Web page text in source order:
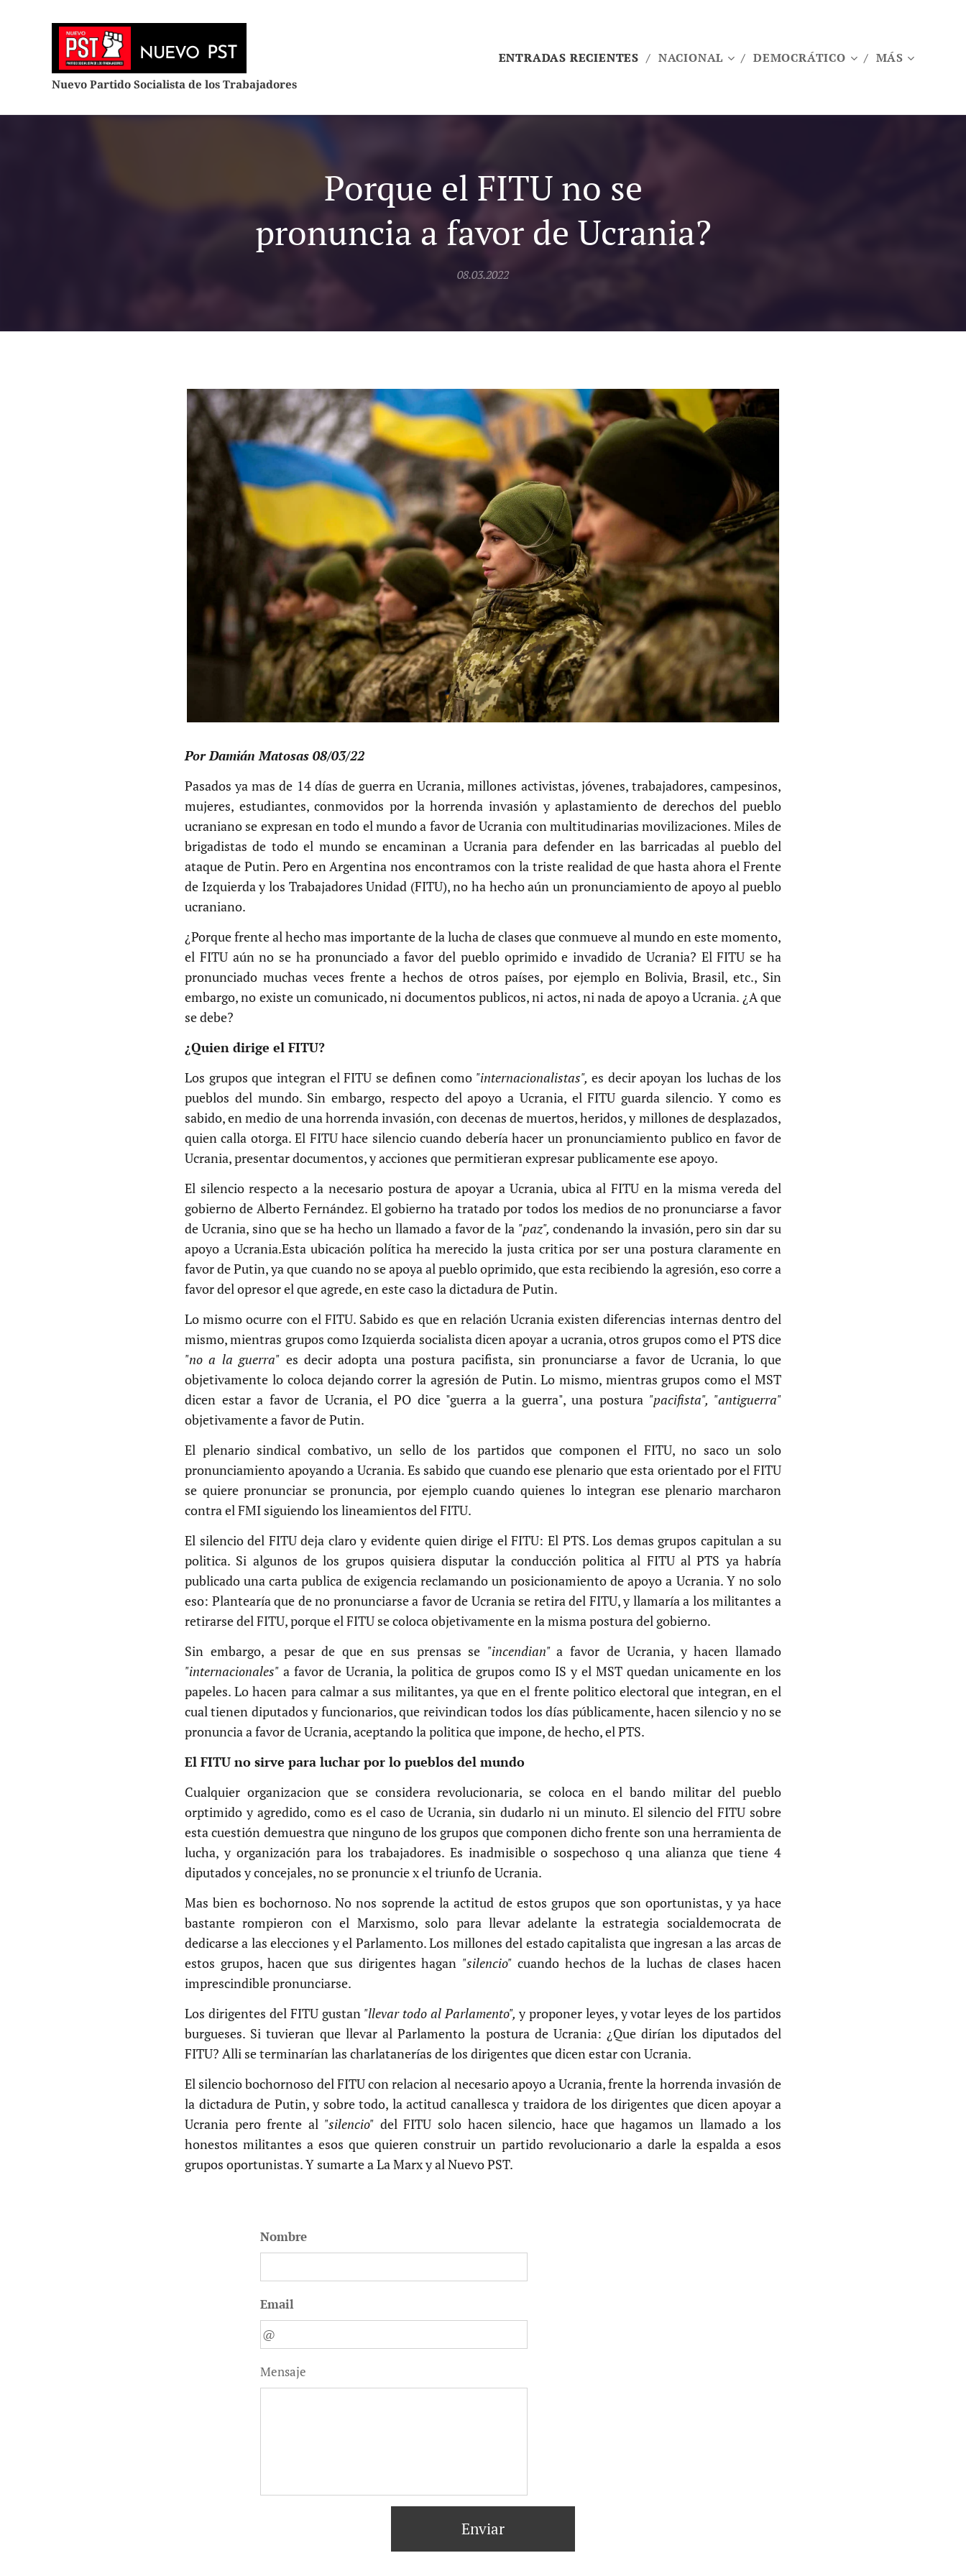
NUEVO PST
Nuevo Partido Socialista de los Trabajadores
ENTRADAS RECIENTES NACIONAL DEMOCRÁTICO MÁS
Porque el FITU no se
pronuncia a favor de Ucrania?
08.03.2022
Por Damián Matosas 08/03/22
Pasados ya mas de 14 días de guerra en Ucrania, millones activistas, jóvenes, trabajadores, campesinos,
mujeres, estudiantes, conmovidos por la horrenda invasión y aplastamiento de derechos del pueblo
ucraniano se expresan en todo el mundo a favor de Ucrania con multitudinarias movilizaciones. Miles de
brigadistas de todo el mundo se encaminan a Ucrania para defender en las barricadas al pueblo del
ataque de Putin. Pero en Argentina nos encontramos con la triste realidad de que hasta ahora el Frente
de Izquierda y los Trabajadores Unidad (FITU), no ha hecho aún un pronunciamiento de apoyo al pueblo
ucraniano.
¿Porque frente al hecho mas importante de la lucha de clases que conmueve al mundo en este momento,
el FITU aún no se ha pronunciado a favor del pueblo oprimido e invadido de Ucrania? El FITU se ha
pronunciado muchas veces frente a hechos de otros países, por ejemplo en Bolivia, Brasil, etc., Sin
embargo, no existe un comunicado, ni documentos publicos, ni actos, ni nada de apoyo a Ucrania. ¿A que
se debe?
¿Quien dirige el FITU?
Los grupos que integran el FITU se definen como "internacionalistas", es decir apoyan los luchas de los
pueblos del mundo. Sin embargo, respecto del apoyo a Ucrania, el FITU guarda silencio. Y como es
sabido, en medio de una horrenda invasión, con decenas de muertos, heridos, y millones de desplazados,
quien calla otorga. El FITU hace silencio cuando debería hacer un pronunciamiento publico en favor de
Ucrania, presentar documentos, y acciones que permitieran expresar publicamente ese apoyo.
El silencio respecto a la necesario postura de apoyar a Ucrania, ubica al FITU en la misma vereda del
gobierno de Alberto Fernández. El gobierno ha tratado por todos los medios de no pronunciarse a favor
de Ucrania, sino que se ha hecho un llamado a favor de la "paz", condenando la invasión, pero sin dar su
apoyo a Ucrania.Esta ubicación política ha merecido la justa critica por ser una postura claramente en
favor de Putin, ya que cuando no se apoya al pueblo oprimido, que esta recibiendo la agresión, eso corre a
favor del opresor el que agrede, en este caso la dictadura de Putin.
Lo mismo ocurre con el FITU. Sabido es que en relación Ucrania existen diferencias internas dentro del
mismo, mientras grupos como Izquierda socialista dicen apoyar a ucrania, otros grupos como el PTS dice
"no a la guerra" es decir adopta una postura pacifista, sin pronunciarse a favor de Ucrania, lo que
objetivamente lo coloca dejando correr la agresión de Putin. Lo mismo, mientras grupos como el MST
dicen estar a favor de Ucrania, el PO dice "guerra a la guerra", una postura "pacifista", "antiguerra"
objetivamente a favor de Putin.
El plenario sindical combativo, un sello de los partidos que componen el FITU, no saco un solo
pronunciamiento apoyando a Ucrania. Es sabido que cuando ese plenario que esta orientado por el FITU
se quiere pronunciar se pronuncia, por ejemplo cuando quienes lo integran ese plenario marcharon
contra el FMI siguiendo los lineamientos del FITU.
El silencio del FITU deja claro y evidente quien dirige el FITU: El PTS. Los demas grupos capitulan a su
politica. Si algunos de los grupos quisiera disputar la conducción politica al FITU al PTS ya habría
publicado una carta publica de exigencia reclamando un posicionamiento de apoyo a Ucrania. Y no solo
eso: Plantearía que de no pronunciarse a favor de Ucrania se retira del FITU, y llamaría a los militantes a
retirarse del FITU, porque el FITU se coloca objetivamente en la misma postura del gobierno.
Sin embargo, a pesar de que en sus prensas se "incendian"a favor de Ucrania, y hacen llamado
"internacionales" a favor de Ucrania, la politica de grupos como IS y el MST quedan unicamente en los
papeles. Lo hacen para calmar a sus militantes, ya que en el frente politico electoral que integran, en el
cual tienen diputados y funcionarios, que reivindican todos los días públicamente, hacen silencio y no se
pronuncia a favor de Ucrania, aceptando la politica que impone, de hecho, el PTS.
El FITU no sirve para luchar por lo pueblos del mundo
Cualquier organizacion que se considera revolucionaria, se coloca en el bando militar del pueblo
orptimido y agredido, como es el caso de Ucrania, sin dudarlo ni un minuto. El silencio del FITU sobre
esta cuestión demuestra que ninguno de los grupos que componen dicho frente son una herramienta de
lucha, y organización para los trabajadores. Es inadmisible o sospechoso q una alianza que tiene 4
diputados y concejales, no se pronuncie x el triunfo de Ucrania.
Mas bien es bochornoso. No nos soprende la actitud de estos grupos que son oportunistas, y ya hace
bastante rompieron con el Marxismo, solo para llevar adelante la estrategia socialdemocrata de
dedicarse a las elecciones y el Parlamento. Los millones del estado capitalista que ingresan a las arcas de
estos grupos, hacen que sus dirigentes hagan "silencio" cuando hechos de la luchas de clases hacen
imprescindible pronunciarse.
Los dirigentes del FITU gustan "llevar todo al Parlamento",y proponer leyes, y votar leyes de los partidos
burgueses. Si tuvieran que llevar al Parlamento la postura de Ucrania: ¿Que dirían los diputados del
FITU? Alli se terminarían las charlatanerías de los dirigentes que dicen estar con Ucrania.
El silencio bochornoso del FITU con relacion al necesario apoyo a Ucrania, frente la horrenda invasión de
la dictadura de Putin, y sobre todo, la actitud canallesca y traidora de los dirigentes que dicen apoyar a
Ucrania pero frente al "silencio" del FITU solo hacen silencio, hace que hagamos un llamado a los
honestos militantes a esos que quieren construir un partido revolucionario a darle la espalda a esos
grupos oportunistas. Y sumarte a La Marx y al Nuevo PST.
Nombre
Email
Mensaje
Enviar